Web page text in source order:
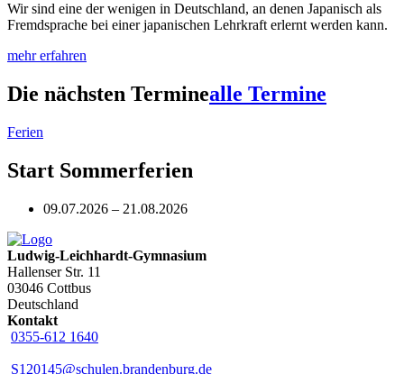
Wir sind eine der wenigen in Deutschland, an denen Japanisch als
Fremdsprache bei einer japanischen Lehrkraft erlernt werden kann.
mehr erfahren
Die nächsten Terminealle Termine
Ferien
Start Sommerferien
09.07.2026 – 21.08.2026
Ludwig-Leichhardt-Gymnasium
Hallenser Str. 11
03046 Cottbus
Deutschland
Kontakt
0355-612 1640
S120145@schulen.brandenburg.de